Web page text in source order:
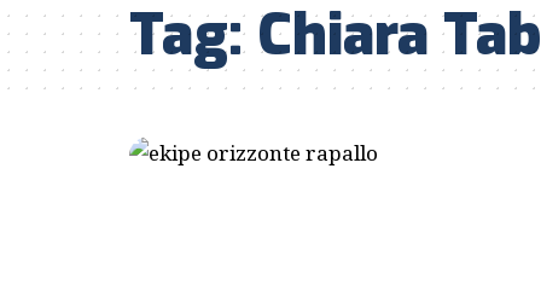
Tag:Chiara